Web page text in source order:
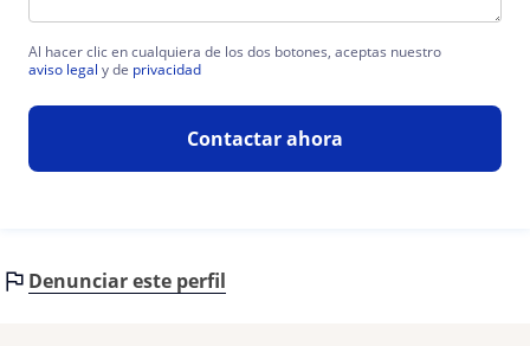
Al hacer clic en cualquiera de los dos botones, aceptas nuestro
aviso legal y de privacidad
Contactar ahora
Denunciar este perfil